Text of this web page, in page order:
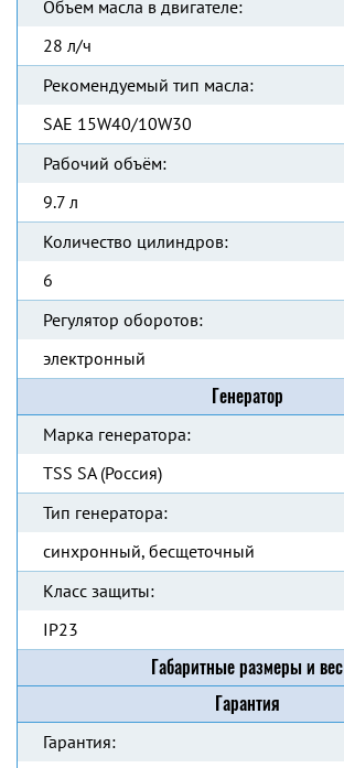
Объем масла в двигателе:
28 л/ч
Рекомендуемый тип масла:
SAE 15W40/10W30
Рабочий объём:
9.7 л
Количество цилиндров:
6
Регулятор оборотов:
электронный
Генератор
Марка генератора:
TSS SA (Россия)
Тип генератора:
синхронный, бесщеточный
Класс защиты:
IP23
Габаритные размеры и вес
Гарантия
Гарантия: